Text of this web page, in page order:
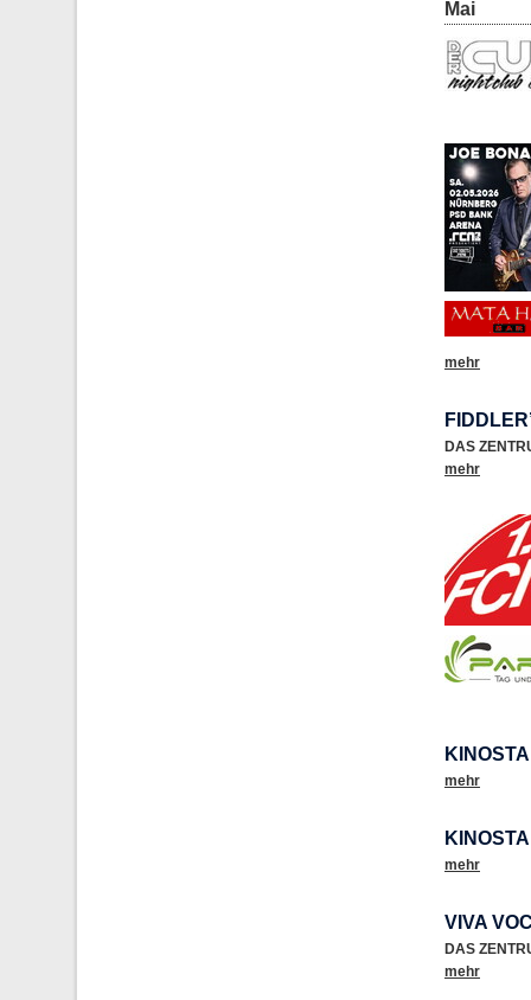
Mai
mehr
DAS
mehr
mehr
mehr
VIVA
DAS
mehr